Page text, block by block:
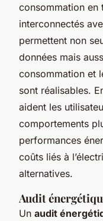
consommation en
interconnectés
permettent non
données mais
consommation et
sont réalisables.
aident les
comportements
performances
coûts liés à
alternatives.
Audit
Un audit